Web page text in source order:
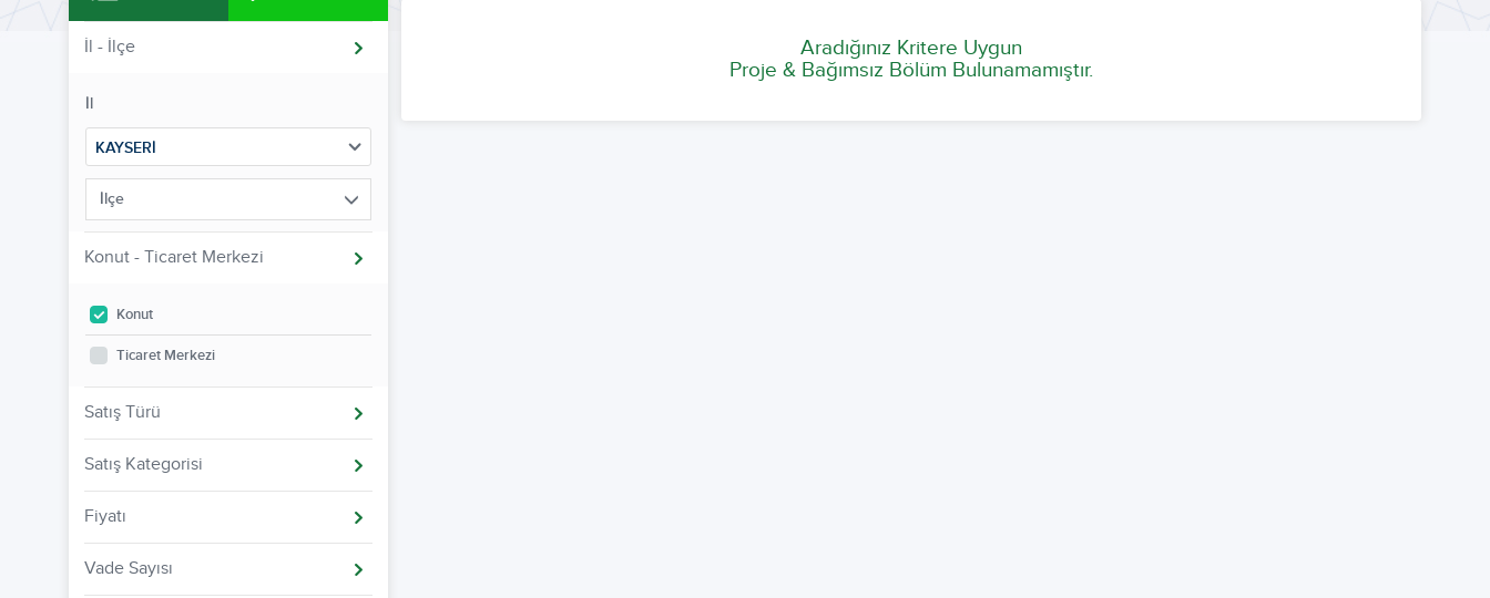
İl - İlçe
İl
KAYSERİ
İlçe
Konut - Ticaret Merkezi
Konut
Ticaret Merkezi
Satış Türü
Satış Kategorisi
Fiyatı
Vade Sayısı
Aradığınız Kritere Uygun
Proje & Bağımsız Bölüm Bulunamamıştır.